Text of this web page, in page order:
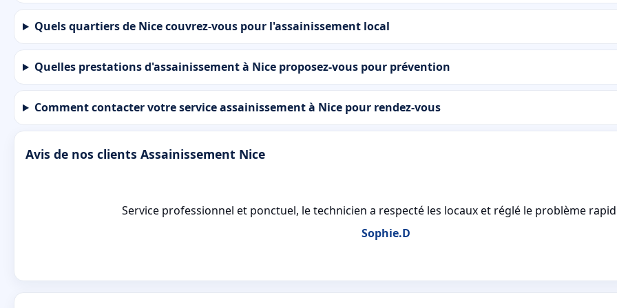
Quels quartiers de Nice couvrez-vous pour l'assainissement local
Quelles prestations d'assainissement à Nice proposez-vous pour prévention
Comment contacter votre service assainissement à Nice pour rendez-vous
Avis de nos clients Assainissement Nice
Service professionnel et ponctuel, le technicien a respecté les locaux et réglé le problème
Sophie.D